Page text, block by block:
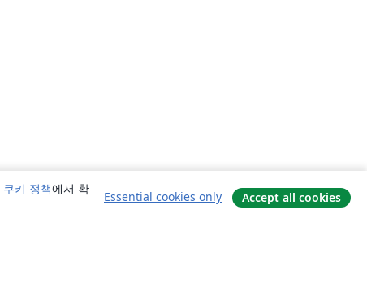
쿠키 정책에서 확
Essential cookies only Accept all cookies